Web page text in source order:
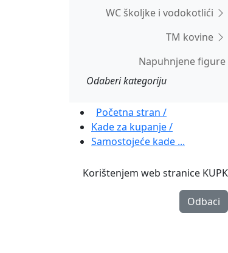
WC školjke i vodokotlići
TM kovine
Napuhnjene figure
Odaberi kategoriju
Početna stran /
Kade za kupanje /
Samostojeće kade ...
Korištenjem web stranice
Odbaci